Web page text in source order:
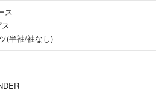
ただける方のみご購入をお願いいたしま
も対応しますのでお気軽にお声がけくださ
ス
(半袖/袖なし)